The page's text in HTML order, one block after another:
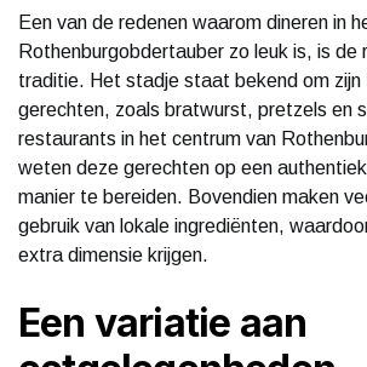
Een van de redenen waarom dineren in
Rothenburgobdertauber zo leuk is, is de
traditie. Het stadje staat bekend om
gerechten, zoals bratwurst, pretzels en
restaurants in het centrum van
weten deze gerechten op een
manier te bereiden. Bovendien maken
gebruik van lokale ingrediënten,
extra dimensie krijgen.
Een variatie aan